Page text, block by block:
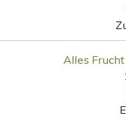
Alles